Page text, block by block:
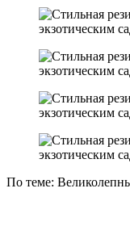
По теме: